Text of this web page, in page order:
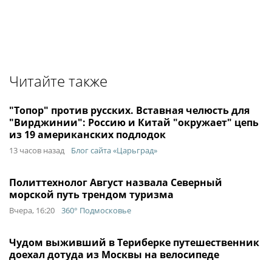
Читайте также
"Топор" против русских. Вставная челюсть для
"Вирджинии": Россию и Китай "окружает" цепь
из 19 американских подлодок
13 часов назад Блог сайта «Царьград»
Политтехнолог Август назвала Северный
морской путь трендом туризма
Вчера, 16:20 360° Подмосковье
Чудом выживший в Териберке путешественник
доехал дотуда из Москвы на велосипеде